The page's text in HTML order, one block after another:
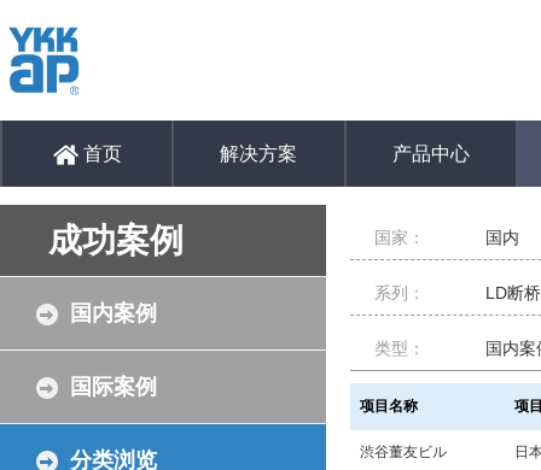
首页 解决方案 产品中心
成功案例
国内案例
国际案例
分类浏览
国家： 国内
系列： LD断
类型： 国内案
项目名称 项
渋谷董友ビル 日